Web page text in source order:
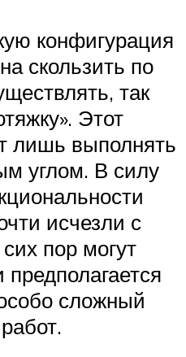
конфигурация
скользить по
так
Этот
лишь выполнять
углом. В силу
исчезли с
пор могут
предполагается
сложный